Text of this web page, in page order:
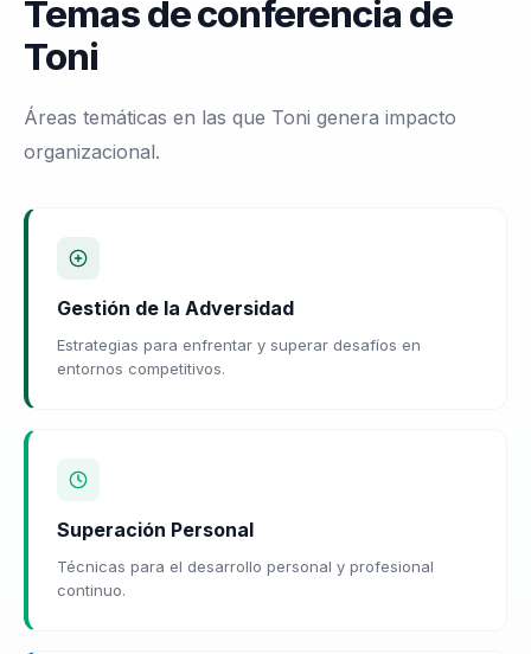
Temas de conferencia de
Toni
Áreas temáticas en las que Toni genera impacto
organizacional.
Gestión de la Adversidad
Estrategias para enfrentar y superar desafíos en
entornos competitivos.
Superación Personal
Técnicas para el desarrollo personal y profesional
continuo.